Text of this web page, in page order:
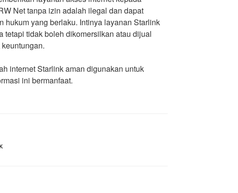
Net tanpa izin adalah ilegal dan dapat
hukum yang berlaku. Intinya layanan Starlink
tetapi tidak boleh dikomersilkan atau dijual
internet Starlink aman digunakan untuk
ini bermanfaat.